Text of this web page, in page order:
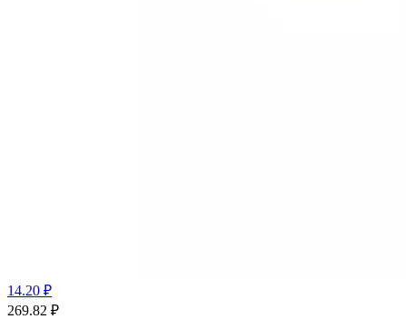
14.20 ₽
269.82 ₽